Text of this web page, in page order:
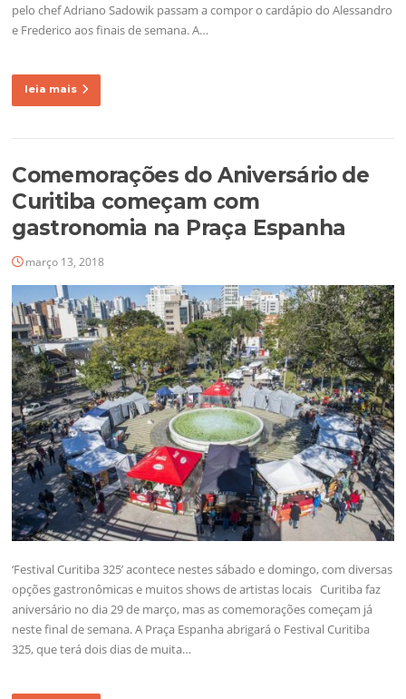
pelo chef Adriano Sadowik passam a compor o cardápio do Alessandro
e Frederico aos finais de semana. A…
leia mais
Comemorações do Aniversário de
Curitiba começam com
gastronomia na Praça Espanha
março 13, 2018
‘Festival Curitiba 325’ acontece nestes sábado e domingo, com diversas
opções gastronômicas e muitos shows de artistas locais Curitiba faz
aniversário no dia 29 de março, mas as comemorações começam já
neste final de semana. A Praça Espanha abrigará o Festival Curitiba
325, que terá dois dias de muita…